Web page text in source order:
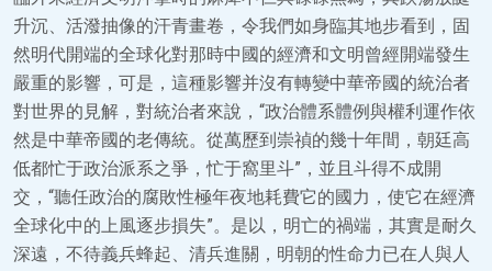
升沉、活潑抽像的汗青畫卷，令我們如身臨其地步看到，固
然明代開端的全球化對那時中國的經濟和文明曾經開端發生
嚴重的影響，可是，這種影響并沒有轉變中華帝國的統治者
對世界的見解，對統治者來說，“政治體系體例與權利運作依
然是中華帝國的老傳統。從萬歷到崇禎的幾十年間，朝廷高
低都忙于政治派系之爭，忙于窩里斗”，並且斗得不成開
交，“聽任政治的腐敗性極年夜地耗費它的國力，使它在經濟
全球化中的上風逐步損失”。是以，明亡的禍端，其實是耐久
深遠，不待義兵蜂起、清兵進關，明朝的性命力已在人與人